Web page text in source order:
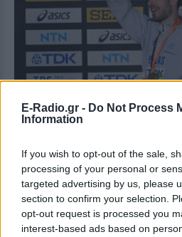
E-Radio.gr - Do Not Process
Information
If you wish to opt-out of the sale,
processing of your personal or
targeted advertising by us, please
section to confirm your selection.
opt-out request is processed you
interest-based ads based on
[ΠΗΓΗ]
ΔΙΑΦΗΜΙΣΗ